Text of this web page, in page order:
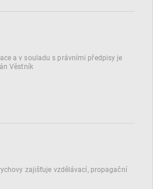
a v souladu s právními předpisy je
Věstník
zajišťuje vzdělávací, propagační